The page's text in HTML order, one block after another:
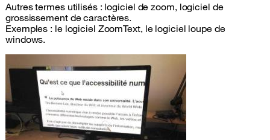
Autres termes utilisés : logiciel de zoom, logiciel de
grossissement de caractères.
Exemples : le logiciel ZoomText, le logiciel loupe de
windows.